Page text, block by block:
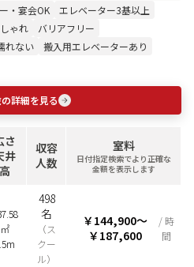
・宴会OK
エレベーター3基以上
ゃれ
バリアフリー
れない
搬入用エレベーターあり
詳細を見る
さ
井
高
収容
人数
室料
日付指定検索でより正確な
金額を表示します
㎡
498
名
（ス
クー
ル）
￥144,900〜
￥187,600
/ 時
間